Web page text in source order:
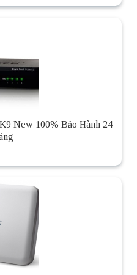
New 100% Bảo Hành 24